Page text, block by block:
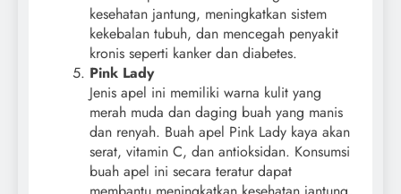
kesehatan jantung, meningkatkan sistem
kekebalan tubuh, dan mencegah penyakit
kronis seperti kanker dan diabetes.
Pink Lady
Jenis apel ini memiliki warna kulit yang
merah muda dan daging buah yang manis
dan renyah. Buah apel Pink Lady kaya akan
serat, vitamin C, dan antioksidan. Konsumsi
buah apel ini secara teratur dapat